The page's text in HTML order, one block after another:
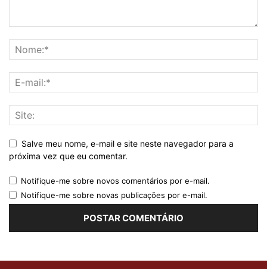
Salve meu nome, e-mail e site neste navegador para a
próxima vez que eu comentar.
Notifique-me sobre novos comentários por e-mail.
Notifique-me sobre novas publicações por e-mail.